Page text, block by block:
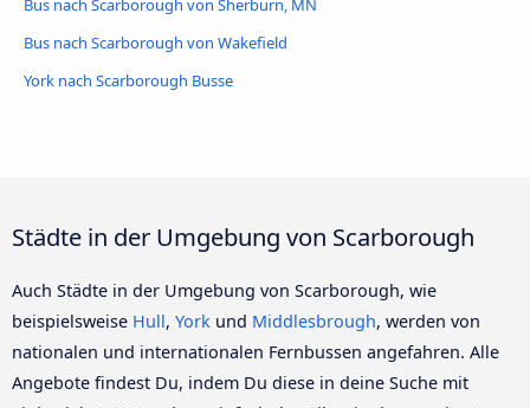
Bus nach Scarborough von Wakefield
York nach Scarborough Busse
Städte in der Umgebung von Scarborough
Auch Städte in der Umgebung von Scarborough, wie
beispielsweise Hull, York und Middlesbrough, werden von
nationalen und internationalen Fernbussen angefahren. Alle
Angebote findest Du, indem Du diese in deine Suche mit